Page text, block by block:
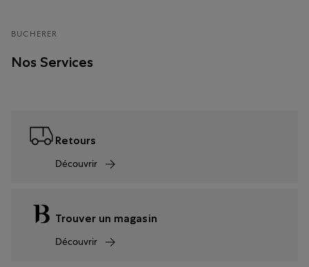
BUCHERER
Nos Services
Retours
Découvrir
Trouver un magasin
Découvrir